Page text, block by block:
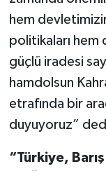
hem
politikaları hem
güçlü iradesi
hamdolsun
etrafında bir
duyuyoruz”
“Türkiye,